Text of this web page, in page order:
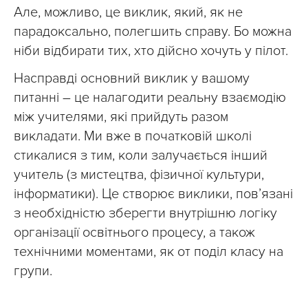
Але, можливо, це виклик, який, як не
парадоксально, полегшить справу. Бо можна
ніби відбирати тих, хто дійсно хочуть у пілот.
Насправді основний виклик у вашому
питанні – це налагодити реальну взаємодію
між учителями, які прийдуть разом
викладати. Ми вже в початковій школі
стикалися з тим, коли залучається інший
учитель (з мистецтва, фізичної культури,
інформатики). Це створює виклики, пов’язані
з необхідністю зберегти внутрішню логіку
організації освітнього процесу, а також
технічними моментами, як от поділ класу на
групи.